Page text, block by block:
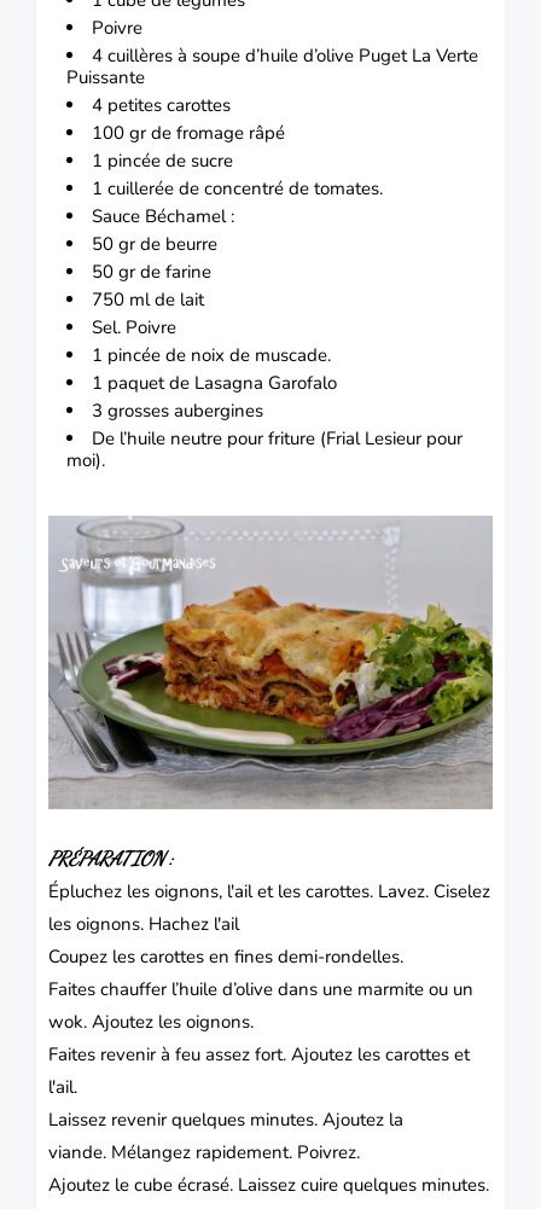
Poivre
4 cuillères à soupe d’huile d’olive Puget La Verte
Puissante
4 petites carottes
100 gr de fromage râpé
1 pincée de sucre
1 cuillerée de concentré de tomates.
Sauce Béchamel :
50 gr de beurre
50 gr de farine
750 ml de lait
Sel. Poivre
1 pincée de noix de muscade.
1 paquet de Lasagna Garofalo
3 grosses aubergines
De l’huile neutre pour friture (FrialLesieur pour
moi).
PRÉPARATION :
Épluchez les oignons, l'ail et les carottes. Lavez. Ciselez
les oignons. Hachez l'ail
Coupez les carottes en fines demi-rondelles.
Faites chauffer l’huile d’olive dans une marmite ou un
wok. Ajoutez les oignons.
Faites revenir à feu assez fort. Ajoutez les carottes et
l'ail.
Laissez revenir quelques minutes. Ajoutez la
viande. Mélangez rapidement. Poivrez.
Ajoutez le cube écrasé. Laissez cuire quelques minutes.